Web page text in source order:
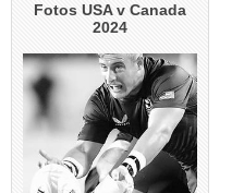
Fotos USA v Canada
2024